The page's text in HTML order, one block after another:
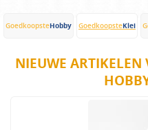
GoedkoopsteHobby GoedkoopsteKlei
NIEUWE ARTIKELEN